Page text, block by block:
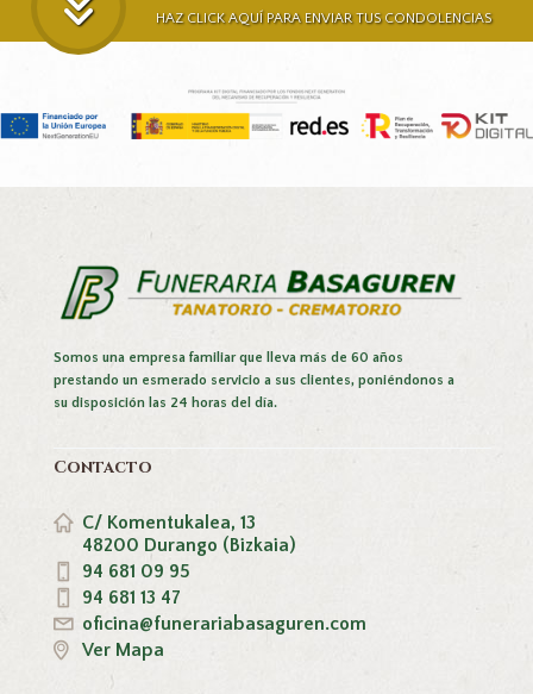
HAZ CLICK AQUÍ PARA ENVIAR TUS CONDOLENCIAS
Somos una empresa familiar que lleva más de 60 años
prestando un esmerado servicio a sus clientes, poniéndonos a
su disposición las 24 horas del día.
Contacto
C/ Komentukalea, 13
48200 Durango (Bizkaia)
94 681 09 95
94 681 13 47
oficina@funerariabasaguren.com
Ver Mapa